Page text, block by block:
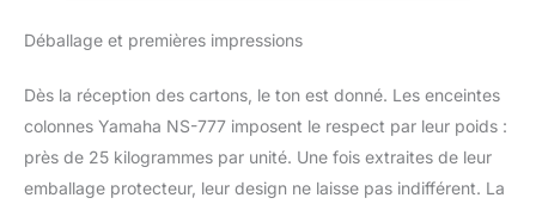
Sensibilité: 89 dB.
Déballage et premières impressions
Dès la réception des cartons, le ton est donné. Les enceintes
colonnes Yamaha NS-777 imposent le respect par leur poids :
près de 25 kilogrammes par unité. Une fois extraites de leur
emballage protecteur, leur design ne laisse pas indifférent. La